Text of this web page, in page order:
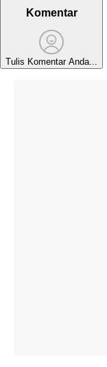
Komentar
Tulis Komentar Anda...